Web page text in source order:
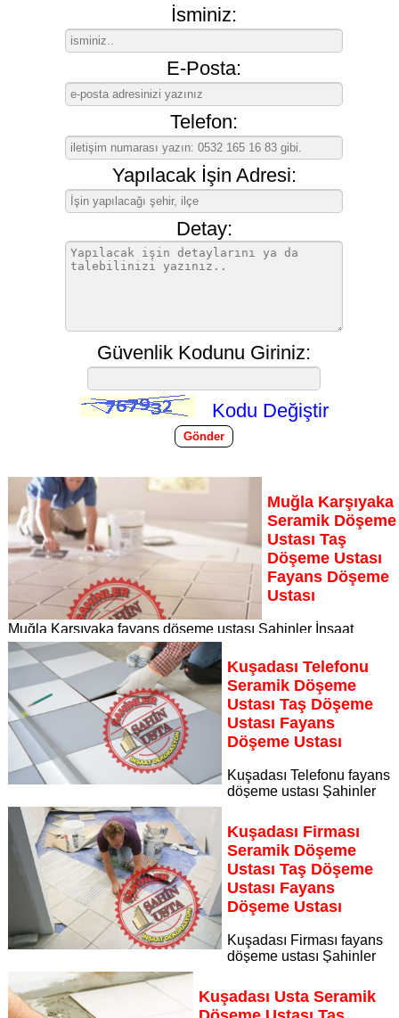
İsminiz:
E-Posta:
Telefon:
Yapılacak İşin Adresi:
Detay:
Güvenlik Kodunu Giriniz:
Kodu Değiştir
Muğla Karşıyaka
Seramik Döşeme
Ustası Taş
Döşeme Ustası
Fayans Döşeme
Ustası
Muğla Karşıyaka fayans döşeme ustası Şahinler İnşaat
Dekorasyon, zeminlerinizi sanat eseri gibi işleyen uzman
kadrosuyla Muğla Karşıyaka bölgesine özel hizmet sunuyor
Sayfaya Git
Kuşadası Telefonu
Seramik Döşeme
Ustası Taş Döşeme
Ustası Fayans
Döşeme Ustası
Kuşadası Telefonu fayans
döşeme ustası Şahinler
İnşaat Dekorasyon, zeminlerinizi sanat eseri gibi işleyen
uzman kadrosuyla Kuşadası Telefonu bölgesine özel hizmet
sunuyor
Sayfaya Git
Kuşadası Firması
Seramik Döşeme
Ustası Taş Döşeme
Ustası Fayans
Döşeme Ustası
Kuşadası Firması fayans
döşeme ustası Şahinler
İnşaat Dekorasyon, zeminlerinizi sanat eseri gibi işleyen
uzman kadrosuyla Kuşadası Firması bölgesine özel hizmet
sunuyor
Kuşadası Usta Seramik